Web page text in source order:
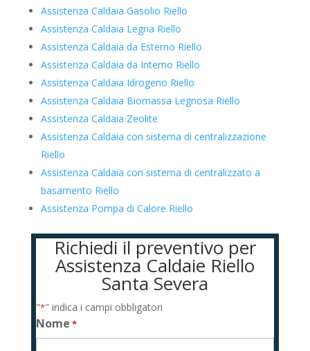
Assistenza Caldaia Gasolio Riello
Assistenza Caldaia Legna Riello
Assistenza Caldaia da Esterno Riello
Assistenza Caldaia da Interno Riello
Assistenza Caldaia Idrogeno Riello
Assistenza Caldaia Biomassa Legnosa Riello
Assistenza Caldaia Zeolite
Assistenza Caldaia con sistema di centralizzazione
Riello
Assistenza Caldaia con sistema di centralizzato a
basamento Riello
Assistenza Pompa di Calore Riello
Richiedi il preventivo per
Assistenza Caldaie Riello
Santa Severa
"*" indica i campi obbligatori
Nome *